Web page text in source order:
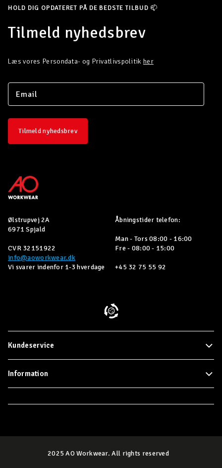
HOLD DIG OPDATERET PÅ DE BEDSTE TILBUD 📫
Tilmeld nyhedsbrev
Læs vores Persondata- og Privatlivspolitik her
Tilmeld nyhedsbrev
Ølstrupvej 2A
6971 Spjald
CVR 32151922
info@aoworkwear.dk
Vi svarer indenfor 1-3 hverdage
Åbningstider telefon:
Man - Tors 08:00 - 16:00
Fre - 08:00 - 15:00
+45 32 75 55 92
Kundeservice
Information
2025 AO Workwear. All rights reserved